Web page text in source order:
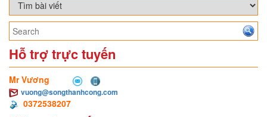
Hỗ trợ trực tuyến
Mr Vương
vuong@songthanhcong.com
0372538207